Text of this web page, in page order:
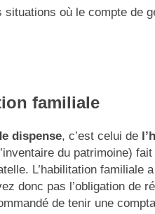
où le compte de
familiale
dispense, c’est celui de
du patrimoine)
L’habilitation familiale
donc pas l’obligation de
de tenir une